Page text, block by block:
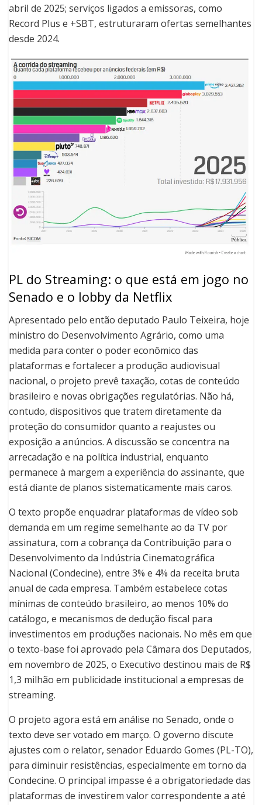
abril de 2025; serviços ligados a emissoras, como
Record Plus e +SBT, estruturaram ofertas semelhantes
desde 2024.
PL do Streaming: o que está em jogo no
Senado e o lobby da Netflix
Apresentado pelo então deputado Paulo Teixeira, hoje
ministro do Desenvolvimento Agrário, como uma
medida para conter o poder econômico das
plataformas e fortalecer a produção audiovisual
nacional, o projeto prevê taxação, cotas de conteúdo
brasileiro e novas obrigações regulatórias. Não há,
contudo, dispositivos que tratem diretamente da
proteção do consumidor quanto a reajustes ou
exposição a anúncios. A discussão se concentra na
arrecadação e na política industrial, enquanto
permanece à margem a experiência do assinante, que
está diante de planos sistematicamente mais caros.
O texto propõe enquadrar plataformas de vídeo sob
demanda em um regime semelhante ao da TV por
assinatura, com a cobrança da Contribuição para o
Desenvolvimento da Indústria Cinematográfica
Nacional (Condecine), entre 3% e 4% da receita bruta
anual de cada empresa. Também estabelece cotas
mínimas de conteúdo brasileiro, ao menos 10% do
catálogo, e mecanismos de dedução fiscal para
investimentos em produções nacionais. No mês em que
o texto-base foi aprovado pela Câmara dos Deputados,
em novembro de 2025, o Executivo destinou mais de R$
1,3 milhão em publicidade institucional a empresas de
streaming.
O projeto agora está em análise no Senado, onde o
texto deve ser votado em março. O governo discute
ajustes com o relator, senador Eduardo Gomes (PL-TO),
para diminuir resistências, especialmente em torno da
Condecine. O principal impasse é a obrigatoriedade das
plataformas de investirem valor correspondente a até